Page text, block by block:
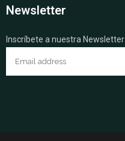
Newsletter
Inscríbete a nuestra Newsletter